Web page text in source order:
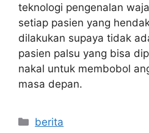
teknologi pengenalan
setiap pasien yang
dilakukan supaya tidak
pasien palsu yang bisa
nakal untuk membobol
masa depan.
Kategori
berita